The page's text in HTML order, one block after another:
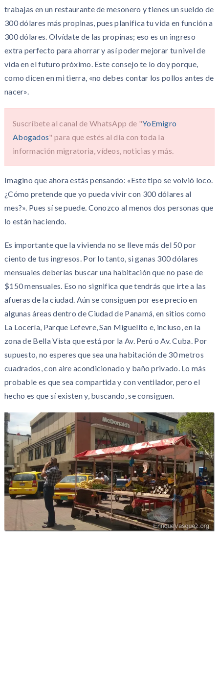
trabajas en un restaurante de mesonero y tienes un sueldo de
300 dólares más propinas, pues planifica tu vida en función a
300 dólares. Olvídate de las propinas; eso es un ingreso
extra perfecto para ahorrar y así poder mejorar tu nivel de
vida en el futuro próximo. Este consejo te lo doy porque,
como dicen en mi tierra, «no debes contar los pollos antes de
nacer».
Suscríbete al canal de WhatsApp de "YoEmigro
Abogados" para que estés al día con toda la
información migratoria, vídeos, noticias y más.
Imagino que ahora estás pensando: «Este tipo se volvió loco.
¿Cómo pretende que yo pueda vivir con 300 dólares al
mes?». Pues sí se puede. Conozco al menos dos personas que
lo están haciendo.
Es importante que la vivienda no se lleve más del 50 por
ciento de tus ingresos. Por lo tanto, si ganas 300 dólares
mensuales deberías buscar una habitación que no pase de
$150 mensuales. Eso no significa que tendrás que irte a las
afueras de la ciudad. Aún se consiguen por ese precio en
algunas áreas dentro de Ciudad de Panamá, en sitios como
La Locería, Parque Lefevre, San Miguelito e, incluso, en la
zona de Bella Vista que está por la Av. Perú o Av. Cuba. Por
supuesto, no esperes que sea una habitación de 30 metros
cuadrados, con aire acondicionado y baño privado. Lo más
probable es que sea compartida y con ventilador, pero el
hecho es que sí existen y, buscando, se consiguen.